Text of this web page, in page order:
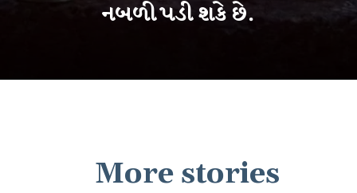
નબળી પડી શકે છે.
More stories